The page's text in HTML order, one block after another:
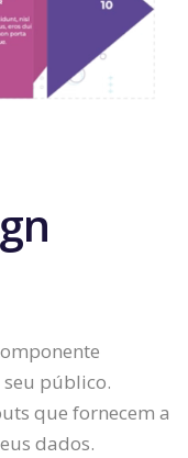
seu público.
que fornecem a
dados.